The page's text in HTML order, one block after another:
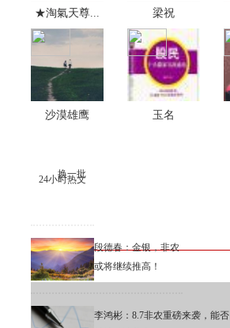
★淘氣天尊... 梁祝
沙漠雄鹰 玉名
24小时热文
换一批
段德春：金银，非农
或将继续推高！
李鸿彬：8.7非农重磅来袭，能否